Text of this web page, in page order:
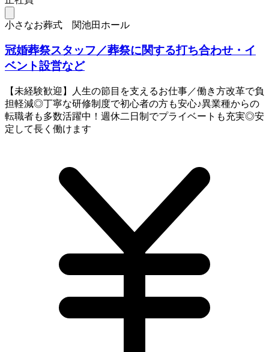
小さなお葬式 関池田ホール
冠婚葬祭スタッフ／葬祭に関する打ち合わせ・イ
ベント設営など
【未経験歓迎】人生の節目を支えるお仕事／働き方改革で負
担軽減◎丁寧な研修制度で初心者の方も安心♪異業種からの
転職者も多数活躍中！週休二日制でプライベートも充実◎安
定して長く働けます